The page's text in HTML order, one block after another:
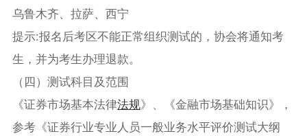
乌鲁木齐、拉萨、西宁
提示:报名后考区不能正常组织测试的，协会将通知考
生，并为考生办理退款。
（四）测试科目及范围
《证券市场基本法律法规》、《金融市场基础知识》，
参考《证券行业专业人员一般业务水平评价测试大纲